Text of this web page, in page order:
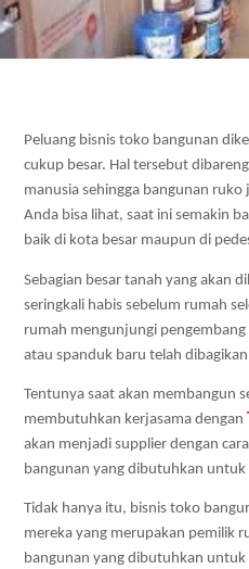
Peluang bisnis toko bangunan
cukup besar. Hal tersebut
manusia sehingga bangunan
Anda bisa lihat, saat ini semakin
baik di kota besar maupun di
Sebagian besar tanah yang akan
seringkali habis sebelum rumah
rumah mengunjungi
atau spanduk baru telah
Tentunya saat akan membangun
membutuhkan kerjasama dengan
akan menjadi supplier dengan
bangunan yang dibutuhkan
Tidak hanya itu, bisnis toko
mereka yang merupakan pemilik
bangunan yang dibutuhkan